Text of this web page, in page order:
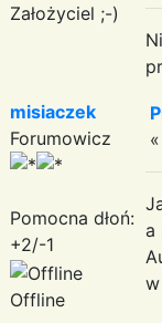
Założyciel ;-)
misiaczek
Forumowicz
Pomocna dłoń:
+2/-1
Offline
«
a